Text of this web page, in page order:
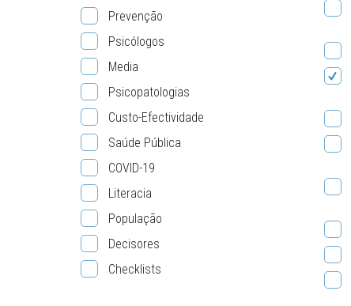
Prevenção
Psicólogos
Media
Psicopatologias
Custo-Efectividade
Saúde Pública
COVID-19
Literacia
População
Decisores
Checklists